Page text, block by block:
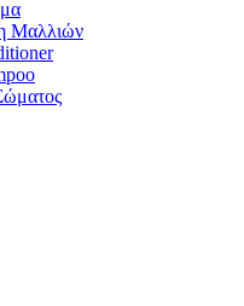
Μαλλιών